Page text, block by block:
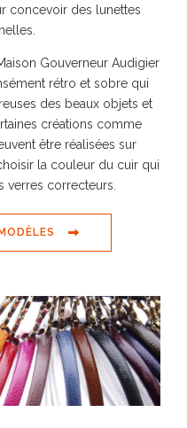
concevoir des lunettes
Gouverneur Audigier
rétro et sobre qui
des beaux objets et
créations comme
être réalisées sur
la couleur du cuir qui
verres correcteurs.